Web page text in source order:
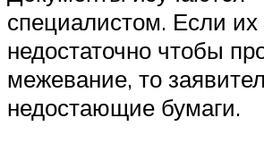
специалистом. Если их
недостаточно чтобы
межевание, то
недостающие бумаги.